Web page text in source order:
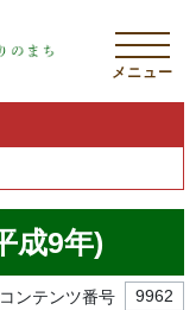
メニュー
成9年)
コンテンツ番号 9962